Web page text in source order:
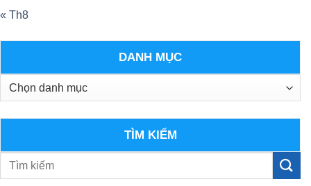
« Th8
DANH MỤC
Danh
TÌM KIẾM